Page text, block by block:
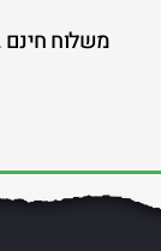
משלוח חינם